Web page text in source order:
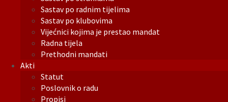
Sastav po radnim tijelima
Sastav po klubovima
Vijećnici kojima je prestao mandat
Radna tijela
Prethodni mandati
Akti
Statut
Poslovnik o radu
Propisi